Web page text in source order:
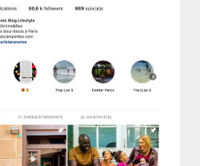
75009 Paris
n-family.com